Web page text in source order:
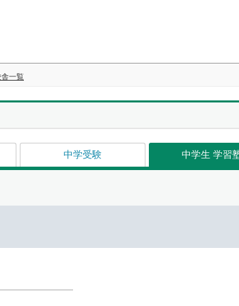
一覧
中学受験 中学生 学習